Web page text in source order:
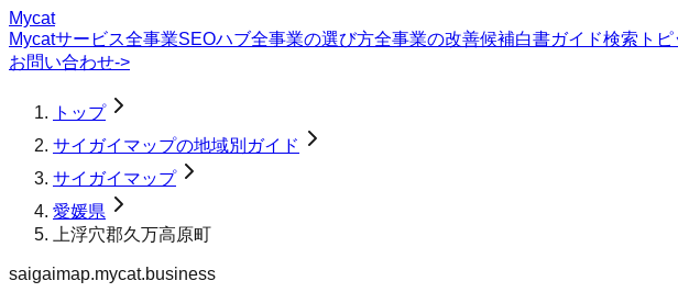
Mycat
Mycatサービス全事業SEOハブ全事業の選び方全事業の改善候補白書ガイド検索トピ
お問い合わせ->
トップ
サイガイマップの地域別ガイド
サイガイマップ
愛媛県
上浮穴郡久万高原町
saigaimap.mycat.business